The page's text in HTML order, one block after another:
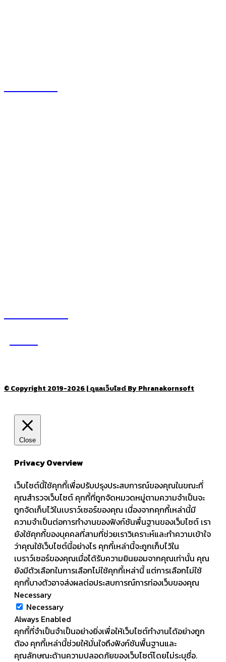
เปิดโชว์บ้าน
อ่านง่ายได้สาระ
© Copyright 2019-2026 | ดูแลเว็บไซต์ By Phranakornsoft
Close
Privacy Overview
เว็บไซต์นี้ใช้คุกกี้เพื่อปรับปรุงประสบการณ์ของคุณในขณะที่
คุณสำรวจเว็บไซต์ คุกกี้ที่ถูกจัดหมวดหมู่ตามความจำเป็นจะ
ถูกจัดเก็บไว้ในเบราว์เซอร์ของคุณ เนื่องจากคุกกี้เหล่านี้มี
ความจำเป็นต่อการทำงานของฟังก์ชันพื้นฐานของเว็บไซต์ เรา
ยังใช้คุกกี้ของบุคคลที่สามที่ช่วยเราวิเคราะห์และทำความเข้าใจ
ว่าคุณใช้เว็บไซต์นี้อย่างไร คุกกี้เหล่านี้จะถูกเก็บไว้ใน
เบราว์เซอร์ของคุณเมื่อได้รับความยินยอมจากคุณเท่านั้น คุณ
ยังมีตัวเลือกในการเลือกไม่ใช้คุกกี้เหล่านี้ แต่การเลือกไม่ใช้
คุกกี้บางตัวอาจส่งผลต่อประสบการณ์การท่องเว็บของคุณ
Necessary
Necessary
Always Enabled
คุกกี้ที่จำเป็นจำเป็นอย่างยิ่งเพื่อให้เว็บไซต์ทำงานได้อย่างถูก
ต้อง คุกกี้เหล่านี้ช่วยให้มั่นใจถึงฟังก์ชันพื้นฐานและ
คุณลักษณะด้านความปลอดภัยของเว็บไซต์โดยไม่ระบุชื่อ.